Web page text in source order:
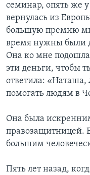
семинар, опять же у
вернулась из
большую премию
время нужны были
Она ко мне подошла
эти деньги, чтобы
ответила:
помогать людям в
Она была
правозащитницей.
большим
Пять лет назад,